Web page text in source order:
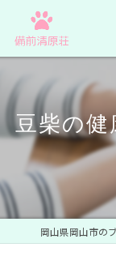
豆柴の